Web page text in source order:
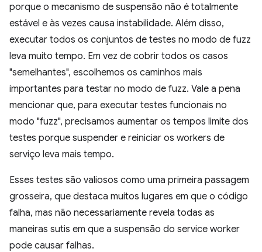
porque o mecanismo de suspensão não é totalmente
estável e às vezes causa instabilidade. Além disso,
executar todos os conjuntos de testes no modo de fuzz
leva muito tempo. Em vez de cobrir todos os casos
"semelhantes", escolhemos os caminhos mais
importantes para testar no modo de fuzz. Vale a pena
mencionar que, para executar testes funcionais no
modo "fuzz", precisamos aumentar os tempos limite dos
testes porque suspender e reiniciar os workers de
serviço leva mais tempo.
Esses testes são valiosos como uma primeira passagem
grosseira, que destaca muitos lugares em que o código
falha, mas não necessariamente revela todas as
maneiras sutis em que a suspensão do service worker
pode causar falhas.